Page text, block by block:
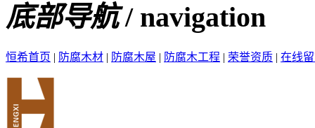
底部导航/ navigation
恒希首页 | 防腐木材 | 防腐木屋 | 防腐木工程 | 荣誉资质 | 在线